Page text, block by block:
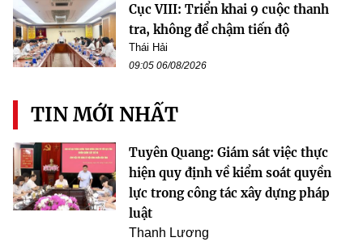
Cục VIII: Triển khai 9 cuộc thanh
tra, không để chậm tiến độ
Thái Hải
09:05 06/08/2026
TIN MỚI NHẤT
Tuyên Quang: Giám sát việc thực
hiện quy định về kiểm soát quyền
lực trong công tác xây dựng pháp
luật
Thanh Lương